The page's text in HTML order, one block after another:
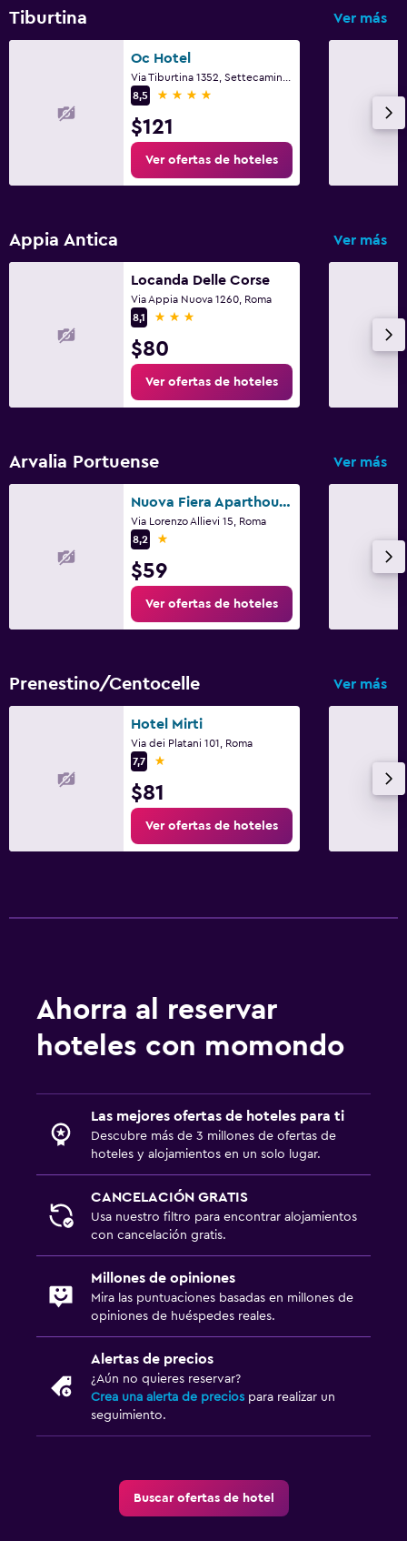
Tiburtina Ver más
Oc Hotel
8,5
4 estrellas
$121
Ver ofertas de hoteles
Appia Antica Ver más
Locanda Delle Corse
Via Appia Nuova 1260, Roma
8,1
3 estrellas
$80
Ver ofertas de hoteles
Arvalia Portuense Ver más
Nuova Fiera Aparthouse
Via Lorenzo Allievi 15, Roma
8,2
1 estrella
$59
Ver ofertas de hoteles
Prenestino/Centocelle Ver más
Hotel Mirti
Via dei Platani 101, Roma
7,7
1 estrella
$81
Ver ofertas de hoteles
Ahorra al reservar
hoteles con momondo
Las mejores ofertas de hoteles para ti
Descubre más de 3 millones de ofertas de
hoteles y alojamientos en un solo lugar.
CANCELACIÓN GRATIS
Usa nuestro filtro para encontrar alojamientos
con cancelación gratis.
Millones de opiniones
Mira las puntuaciones basadas en millones de
opiniones de huéspedes reales.
Alertas de precios
¿Aún no quieres reservar?
Crea una alerta de precios para realizar un
seguimiento.
Buscar ofertas de hotel